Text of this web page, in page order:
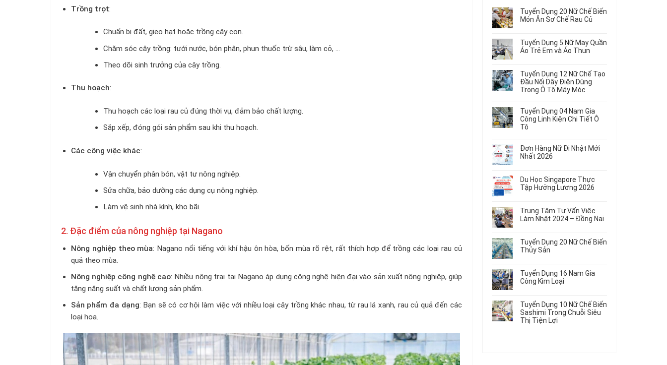
Trồng trọt:
Chuẩn bị đất, gieo hạt hoặc trồng cây con.
Chăm sóc cây trồng: tưới nước, bón phân, phun thuốc trừ sâu, làm cỏ, …
Theo dõi sinh trưởng của cây trồng.
Thu hoạch:
Thu hoạch các loại rau củ đúng thời vụ, đảm bảo chất lượng.
Sắp xếp, đóng gói sản phẩm sau khi thu hoạch.
Các công việc khác:
Vận chuyển phân bón, vật tư nông nghiệp.
Sửa chữa, bảo dưỡng các dụng cụ nông nghiệp.
Làm vệ sinh nhà kính, kho bãi.
2. Đặc điểm của nông nghiệp tại Nagano
Nông nghiệp theo mùa: Nagano nổi tiếng với khí hậu ôn hòa, bốn mùa rõ rệt, rất thích hợp để trồng các loại rau củ
quả theo mùa.
Nông nghiệp công nghệ cao: Nhiều nông trại tại Nagano áp dụng công nghệ hiện đại vào sản xuất nông nghiệp, giúp
tăng năng suất và chất lượng sản phẩm.
Sản phẩm đa dạng: Bạn sẽ có cơ hội làm việc với nhiều loại cây trồng khác nhau, từ rau lá xanh, rau củ quả đến các
loại hoa.
Tuyển Dụng 20 Nữ Chế Biến
Món Ăn Sơ Chế Rau Củ
có
bình
luận
Tuyển
Dụng
20
Nữ
Biến
Món
Ăn
Rau
Củ
Tuyển Dụng 5 Nữ May Quần
Áo Trẻ Em và Áo Thun
có
bình
luận
ở
Dụng
5
Nữ
May
Áo
Trẻ
Áo
Thun
Tuyển Dụng 12 Nữ Chế Tạo
Đầu Nối Dây Điện Dùng
Trong Ô Tô Máy Móc
có
bình
luận
ở
Dụng
12
Tạo
Đầu
Điện
Dùng
Tô
Máy
Tuyển Dụng 04 Nam Gia
Công Linh Kiện Chi Tiết Ô
Tô
có
bình
luận
Tuyển
Dụng
04
Gia
Công
Chi
Tiết
Đơn Hàng Nữ Đi Nhật Mới
Nhất 2026
có
bình
luận
Đơn
Hàng
Nữ
Nhật
Mới
Nhất
Du Học Singapore Thực
Tập Hưởng Lương 2026
có
bình
luận
Du
Học
Singapore
Tập
Hưởng
Lương
Trung Tâm Tư Vấn Việc
Làm Nhật 2024 – Đồng Nai
có
bình
luận
Trung
Tâm
Tư
Việc
Làm
Nhật
2024
Tuyển Dụng 20 Nữ Chế Biến
Thủy Sản
có
bình
luận
Tuyển
Dụng
20
Nữ
Tuyển Dụng 16 Nam Gia
Công Kim Loại
có
bình
luận
ở
Tuyển Dụng 10 Nữ Chế Biến
Sashimi Trong Chuỗi Siêu
Thị Tiện Lợi